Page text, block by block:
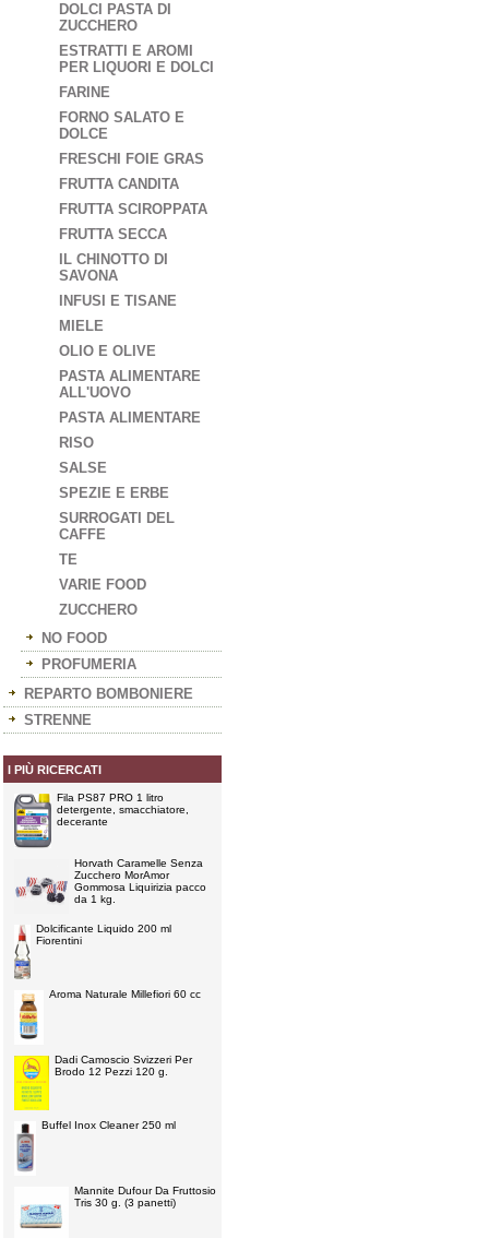
DOLCI PASTA DI
ZUCCHERO
ESTRATTI E AROMI
PER LIQUORI E DOLCI
FARINE
FORNO SALATO E
DOLCE
FRESCHI FOIE GRAS
FRUTTA CANDITA
FRUTTA SCIROPPATA
FRUTTA SECCA
IL CHINOTTO DI
SAVONA
INFUSI E TISANE
MIELE
OLIO E OLIVE
PASTA ALIMENTARE
ALL'UOVO
PASTA ALIMENTARE
RISO
SALSE
SPEZIE E ERBE
SURROGATI DEL
CAFFE
TE
VARIE FOOD
ZUCCHERO
NO FOOD
PROFUMERIA
REPARTO BOMBONIERE
STRENNE
I PIÙ RICERCATI
Fila PS87 PRO 1 litro
detergente, smacchiatore,
decerante
Horvath Caramelle Senza
Zucchero MorAmor
Gommosa Liquirizia pacco
da 1 kg.
Dolcificante Liquido 200 ml
Fiorentini
Aroma Naturale Millefiori 60 cc
Dadi Camoscio Svizzeri Per
Brodo 12 Pezzi 120 g.
Buffel Inox Cleaner 250 ml
Mannite Dufour Da Fruttosio
Tris 30 g. (3 panetti)